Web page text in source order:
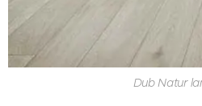
Dub Natur